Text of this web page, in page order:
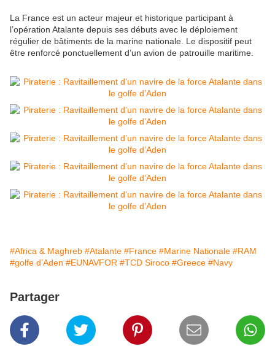
La France est un acteur majeur et historique participant à
l’opération Atalante depuis ses débuts avec le déploiement
régulier de bâtiments de la marine nationale. Le dispositif peut
être renforcé ponctuellement d’un avion de patrouille maritime.
#Africa & Maghreb #Atalante #France #Marine Nationale #RAM
#golfe d’Aden #EUNAVFOR #TCD Siroco #Greece #Navy
Partager